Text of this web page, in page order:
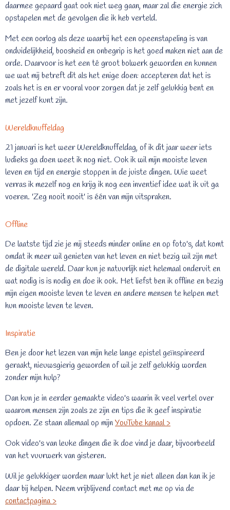
daarmee gepaard gaat ook niet weg gaan, maar zal die energie zich
opstapelen met de gevolgen die ik heb verteld.
Met een oorlog als deze waarbij het een opeenstapeling is van
onduidelijkheid, boosheid en onbegrip is het goed maken niet aan de
orde. Daarvoor is het een té groot bolwerk geworden en kunnen
we wat mij betreft dit als het enige doen: accepteren dat het is
zoals het is en er vooral voor zorgen dat je zelf gelukkig bent en
met jezelf kunt zijn.
Wereldknuffeldag
21 januari is het weer Wereldknuffeldag, of ik dit jaar weer iets
ludieks ga doen weet ik nog niet. Ook ik wil mijn mooiste leven
leven en tijd en energie stoppen in de juiste dingen. Wie weet
verras ik mezelf nog en krijg ik nog een inventief idee wat ik uit ga
voeren. 'Zeg nooit nooit' is één van mijn uitspraken.
Offline
De laatste tijd zie je mij steeds minder online en op foto's, dat komt
omdat ik meer wil genieten van het leven en niet bezig wil zijn met
de digitale wereld. Daar kun je natuurlijk niet helemaal onderuit en
wat nodig is is nodig en doe ik ook. Het liefst ben ik offline en bezig
mijn eigen mooiste leven te leven en andere mensen te helpen met
hun mooiste leven te leven.
Inspiratie
Ben je door het lezen van mijn hele lange epistel geïnspireerd
geraakt, nieuwsgierig geworden of wil je zelf gelukkig worden
zonder mijn hulp?
Dan kun je in eerder gemaakte video's waarin ik veel vertel over
waarom mensen zijn zoals ze zijn en tips die ik geef inspiratie
opdoen. Ze staan allemaal op mijnYouTube kanaal >
Ook video's van leuke dingen die ik doe vind je daar, bijvoorbeeld
van het vuurwerk van gisteren.
Wil je gelukkiger worden maar lukt het je niet alleen dan kan ik je
daar bij helpen. Neem vrijblijvend contact met me op via de
contactpagina >